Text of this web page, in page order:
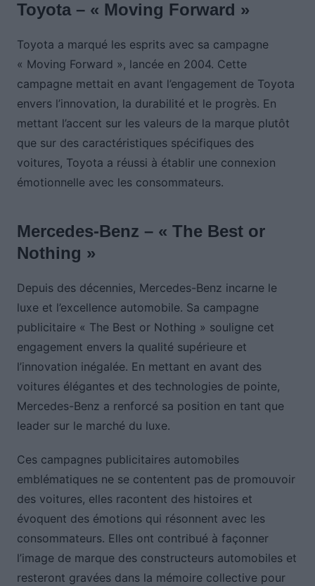
Toyota – « Moving Forward »
Toyota a marqué les esprits avec sa campagne
« Moving Forward », lancée en 2004. Cette
campagne mettait en avant l’engagement de Toyota
envers l’innovation, la durabilité et le progrès. En
mettant l’accent sur les valeurs de la marque plutôt
que sur des caractéristiques spécifiques des
voitures, Toyota a réussi à établir une connexion
émotionnelle avec les consommateurs.
Mercedes-Benz – « The Best or
Nothing »
Depuis des décennies, Mercedes-Benz incarne le
luxe et l’excellence automobile. Sa campagne
publicitaire « The Best or Nothing » souligne cet
engagement envers la qualité supérieure et
l’innovation inégalée. En mettant en avant des
voitures élégantes et des technologies de pointe,
Mercedes-Benz a renforcé sa position en tant que
leader sur le marché du luxe.
Ces campagnes publicitaires automobiles
emblématiques ne se contentent pas de promouvoir
des voitures, elles racontent des histoires et
évoquent des émotions qui résonnent avec les
consommateurs. Elles ont contribué à façonner
l’image de marque des constructeurs automobiles et
resteront gravées dans la mémoire collective pour